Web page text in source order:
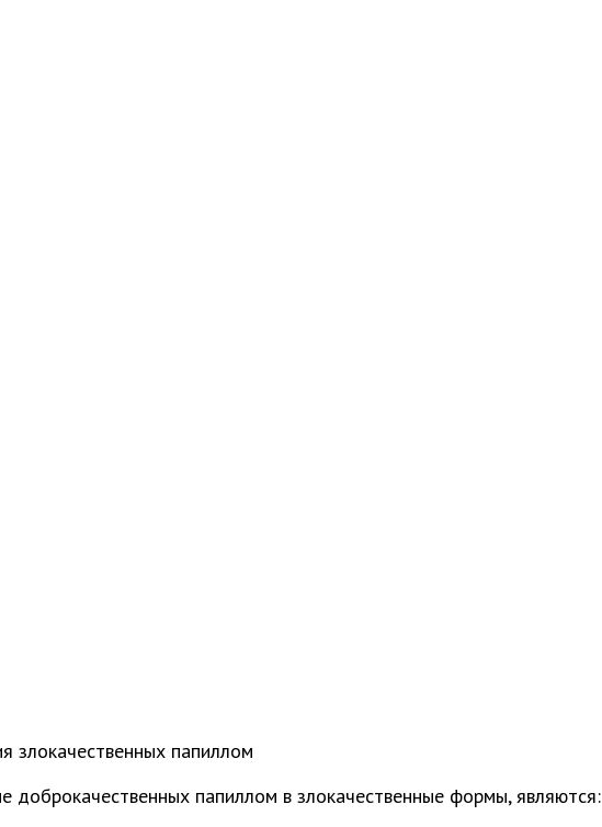
злокачественных папиллом
папиллом в злокачественные формы, являются: